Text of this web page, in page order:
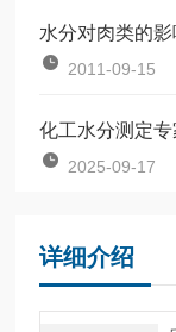
水分对肉类的影
2011-09-15
化工水分测定
2025-09-17
详细介绍